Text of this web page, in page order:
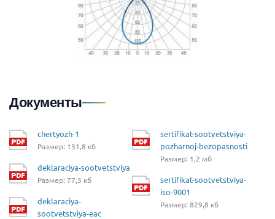
Документы
chertyozh-1
Размер: 131,8 кб
deklaraciya-sootvetstviya
Размер: 77,5 кб
deklaraciya-
sootvetstviya-eac
sertifikat-sootvetstviya-
pozharnoj-bezopasnosti
Размер: 1,2 мб
sertifikat-sootvetstviya-
iso-9001
Размер: 829,8 кб